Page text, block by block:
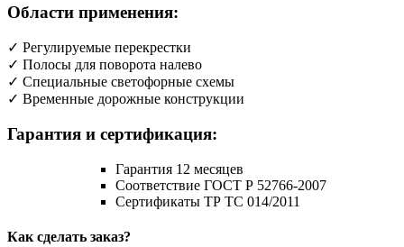
Области применения:
✓ Регулируемые перекрестки
✓ Полосы для поворота налево
✓ Специальные светофорные схемы
✓ Временные дорожные конструкции
Гарантия и сертификация:
Гарантия 12 месяцев
Соответствие ГОСТ Р 52766-2007
Сертификаты ТР ТС 014/2011
Как сделать заказ?